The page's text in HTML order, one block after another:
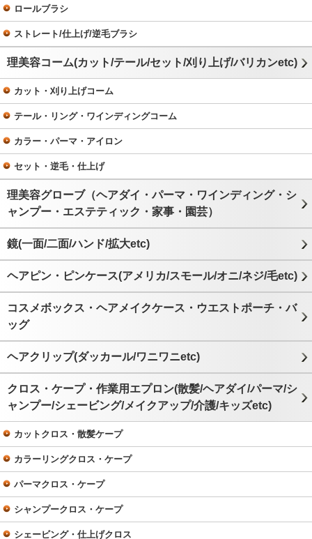
ロールブラシ
ストレート/仕上げ/逆毛ブラシ
理美容コーム(カット/テール/セット/刈り上げ/バリカンetc)
カット・刈り上げコーム
テール・リング・ワインディングコーム
カラー・パーマ・アイロン
セット・逆毛・仕上げ
理美容グローブ（ヘアダイ・パーマ・ワインディング・シ
ャンプー・エステティック・家事・園芸）
鏡(一面/二面/ハンド/拡大etc)
ヘアピン・ピンケース(アメリカ/スモール/オニ/ネジ/毛etc)
コスメボックス・ヘアメイクケース・ウエストポーチ・バ
ッグ
ヘアクリップ(ダッカール/ワニワニetc)
クロス・ケープ・作業用エプロン(散髪/ヘアダイ/パーマ/シ
ャンプー/シェービング/メイクアップ/介護/キッズetc)
カットクロス・散髪ケープ
カラーリングクロス・ケープ
パーマクロス・ケープ
シャンプークロス・ケープ
シェービング・仕上げクロス